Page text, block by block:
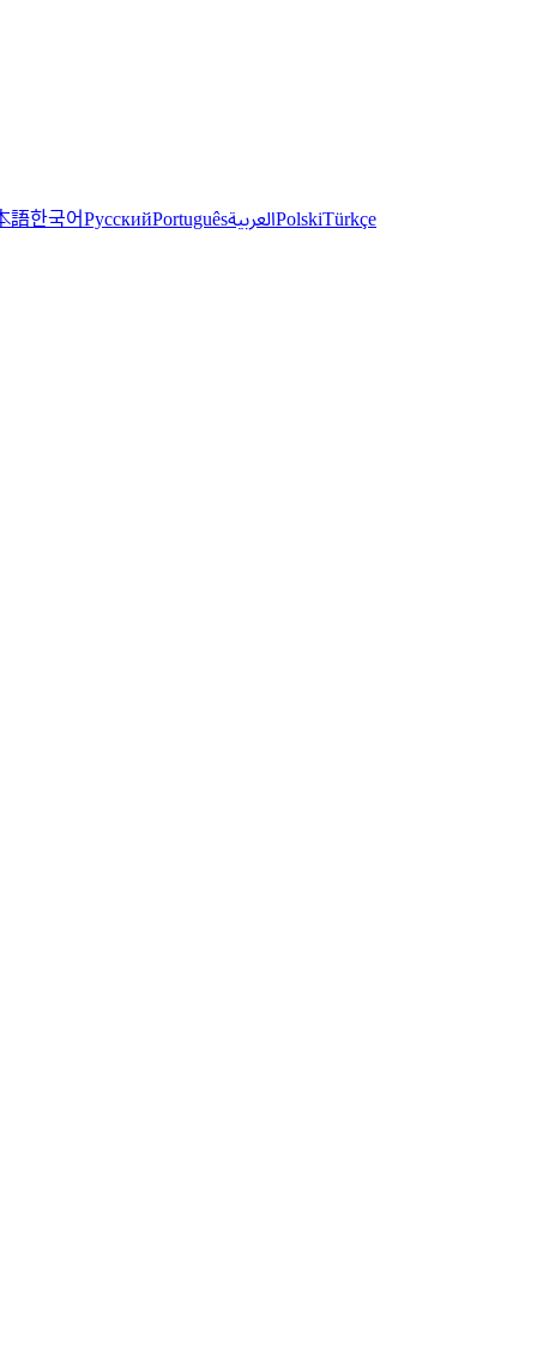
語한국어РусскийPortuguêsالعربيةPolskiTürkçe